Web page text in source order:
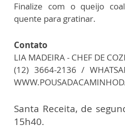
Finalize com o queijo
quente para gratinar.
Contato
LIA MADEIRA - CHEF DE
(12) 3664-2136 /
Santa Receita, de
15h40.